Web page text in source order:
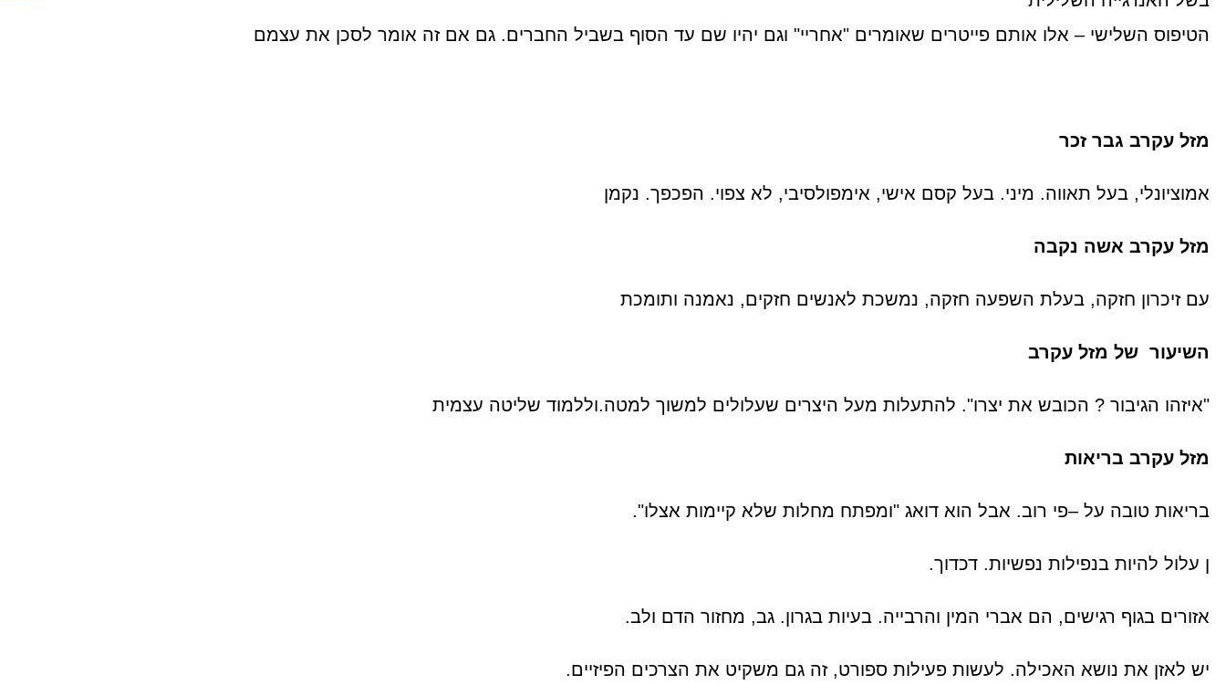
הטיפוס השלישי – אלו אותם פייטרים שאומרים "אחריי" וגם יהיו שם עד הסוף בשביל החברים. גם אם זה אומר לסכן את עצמם
מזל עקרב גבר זכר
אמוציונלי, בעל תאווה. מיני. בעל קסם אישי, אימפולסיבי, לא צפוי. הפכפך. נקמן
מזל עקרב אשה נקבה
עם זיכרון חזקה, בעלת השפעה חזקה, נמשכת לאנשים חזקים, נאמנה ותומכת
השיעור של מזל עקרב
"איזהו הגיבור ? הכובש את יצרו". להתעלות מעל היצרים שעלולים למשוך למטה.וללמוד שליטה עצמית
מזל עקרב בריאות
בריאות טובה על –פי רוב. אבל הוא דואג "ומפתח מחלות שלא קיימות אצלו".
ן עלול להיות בנפילות נפשיות. דכדוך.
אזורים בגוף רגישים, הם אברי המין והרבייה. בעיות בגרון. גב, מחזור הדם ולב.
יש לאזן את נושא האכילה. לעשות פעילות ספורט, זה גם משקיט את הצרכים הפיזיים.